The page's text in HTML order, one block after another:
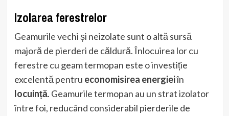
Izolarea ferestrelor
Geamurile vechi și neizolate sunt o altă sursă
majoră de pierderi de căldură. Înlocuirea lor cu
ferestre cu geam termopan este o investiție
excelentă pentru economisirea energieiîn
locuință. Geamurile termopan au un strat izolator
între foi, reducând considerabil pierderile de